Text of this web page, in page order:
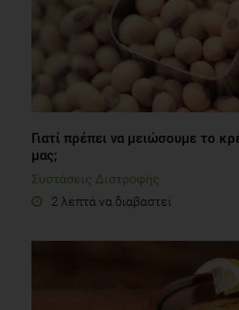
Γιατί πρέπει να μειώσουμε το
μας;
Συστάσεις Διατροφής
2 λεπτά να διαβαστεί